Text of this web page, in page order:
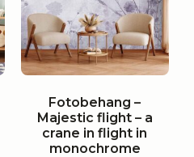
Fotobehang –
Majestic flight – a
crane in flight in
monochrome